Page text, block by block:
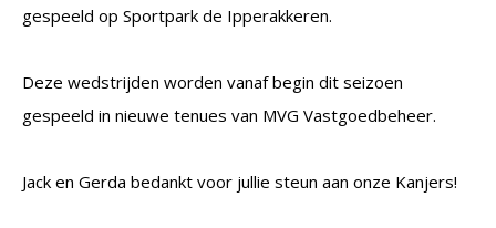
gespeeld op Sportpark de Ipperakkeren.
Deze wedstrijden worden vanaf begin dit seizoen
gespeeld in nieuwe tenues van MVG Vastgoedbeheer.
Jack en Gerda bedankt voor jullie steun aan onze Kanjers!